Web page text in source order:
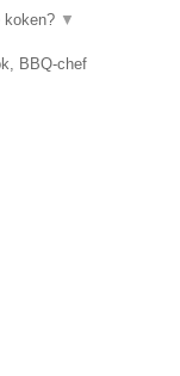
koken? ▼
BBQ-chef